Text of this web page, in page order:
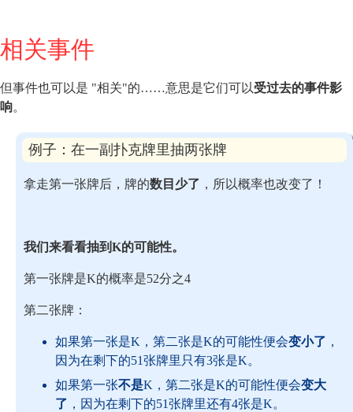
相关事件
但事件也可以是 "相关"的……意思是它们可以受过去的事件影
响。
例子：在一副扑克牌里抽两张牌
拿走第一张牌后，牌的数目少了 ，所以概率也改变了！
我们来看看抽到K的可能性。
第一张牌是K的概率是52分之4
第二张牌：
如果第一张是K，第二张是K的可能性便会变小了 ，
因为在剩下的51张牌里只有3张是K。
如果第一张不是K，第二张是K的可能性便会变大
了 ，因为在剩下的51张牌里还有4张是K。